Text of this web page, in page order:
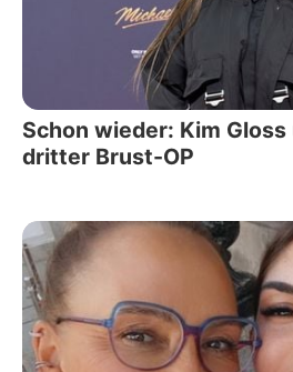
Schon wieder: Kim
dritter Brust-OP